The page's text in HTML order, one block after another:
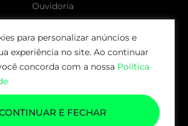
para personalizar anúncios e
experiência no site. Ao continuar
concorda com a nossa Política
E FECHAR
Ouvidoria
CAPITAL | TODOS OS DIREITOS